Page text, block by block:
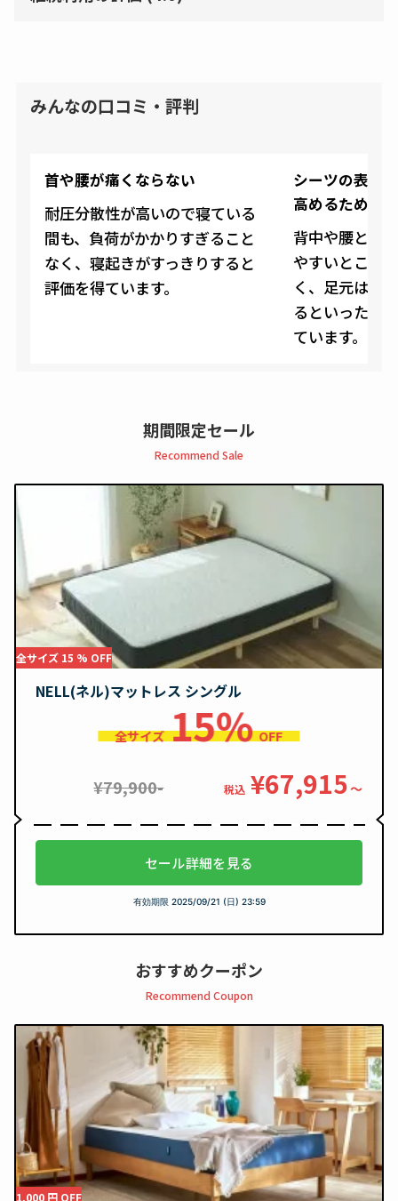
みんなの口コミ・評判
首や腰が痛くならない
耐圧分散性が高いので寝ている
間も、負荷がかかりすぎること
なく、寝起きがすっきりすると
評価を得ています。
シーツの表面
高めるための
背中や腰とい
やすいところ
く、足元は大
るといったこ
ています。
期間限定セール
Recommend Sale
全サイズ 15 % OFF
NELL(ネル)マットレス シングル
全サイズ 15% OFF
¥79,900- 税込 ¥67,915〜
セール詳細を見る
有効期限 2025/09/21 (日) 23:59
おすすめクーポン
Recommend Coupon
1,000 円 OFF